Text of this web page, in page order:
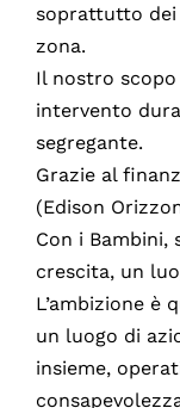
soprattutto dei
zona.
Il nostro
intervento
segregante.
Grazie al
(Edison
Con i Bambini,
crescita, un
L’ambizione è
un luogo di
insieme,